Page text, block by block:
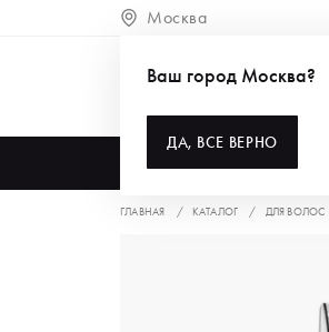
Москва
Ваш город Москва?
ДА, ВСЕ ВЕРНО
ГЛАВНАЯ КАТАЛОГ ДЛЯ ВОЛОС